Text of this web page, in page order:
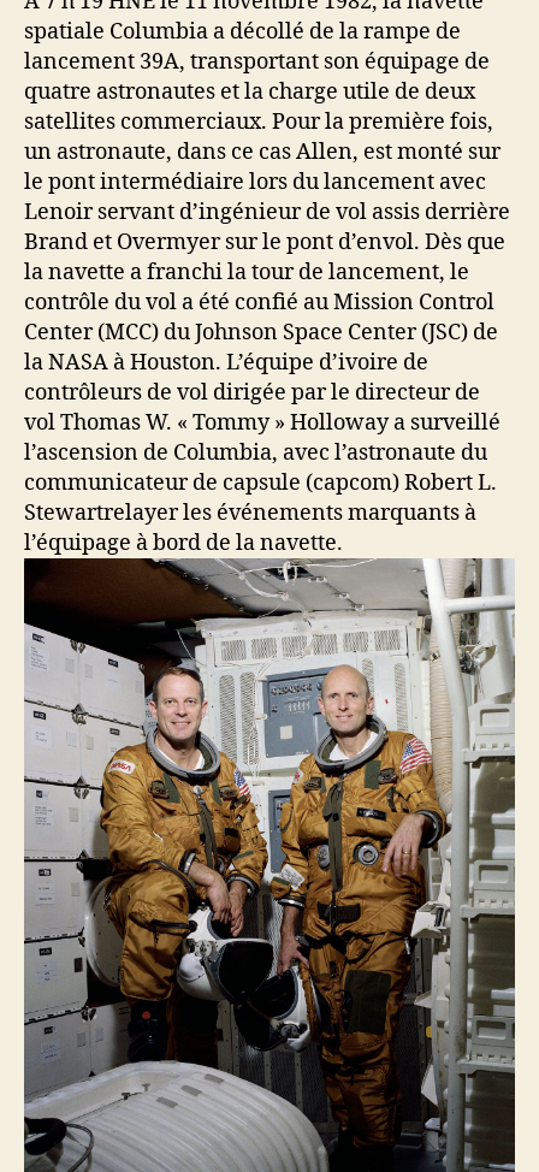
spatiale Columbia a décollé de la rampe de
lancement 39A, transportant son équipage de
quatre astronautes et la charge utile de deux
satellites commerciaux. Pour la première fois,
un astronaute, dans ce cas Allen, est monté sur
le pont intermédiaire lors du lancement avec
Lenoir servant d’ingénieur de vol assis derrière
Brand et Overmyer sur le pont d’envol. Dès que
la navette a franchi la tour de lancement, le
contrôle du vol a été confié au Mission Control
Center (MCC) du Johnson Space Center (JSC) de
la NASA à Houston. L’équipe d’ivoire de
contrôleurs de vol dirigée par le directeur de
vol Thomas W. « Tommy » Holloway a surveillé
l’ascension de Columbia, avec l’astronaute du
communicateur de capsule (capcom) Robert L.
Stewartrelayer les événements marquants à
l’équipage à bord de la navette.